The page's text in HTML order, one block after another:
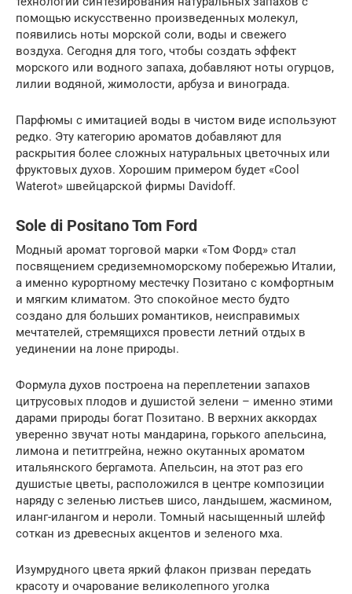
помощью искусственно произведенных молекул,
появились ноты морской соли, воды и свежего
воздуха. Сегодня для того, чтобы создать эффект
морского или водного запаха, добавляют ноты огурцов,
лилии водяной, жимолости, арбуза и винограда.
Парфюмы с имитацией воды в чистом виде используют
редко. Эту категорию ароматов добавляют для
раскрытия более сложных натуральных цветочных или
фруктовых духов. Хорошим примером будет «Cool
Waterot» швейцарской фирмы Davidoff.
Sole di Positano Tom Ford
Модный аромат торговой марки «Том Форд» стал
посвящением средиземноморскому побережью Италии,
а именно курортному местечку Позитано с комфортным
и мягким климатом. Это спокойное место будто
создано для больших романтиков, неисправимых
мечтателей, стремящихся провести летний отдых в
уединении на лоне природы.
Формула духов построена на переплетении запахов
цитрусовых плодов и душистой зелени – именно этими
дарами природы богат Позитано. В верхних аккордах
уверенно звучат ноты мандарина, горького апельсина,
лимона и петитгрейна, нежно окутанных ароматом
итальянского бергамота. Апельсин, на этот раз его
душистые цветы, расположился в центре композиции
наряду с зеленью листьев шисо, ландышем, жасмином,
иланг-илангом и нероли. Томный насыщенный шлейф
соткан из древесных акцентов и зеленого мха.
Изумрудного цвета яркий флакон призван передать
красоту и очарование великолепного уголка